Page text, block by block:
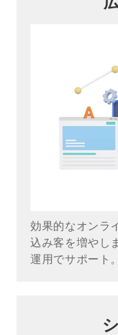
効果的なオンラ
込み客を増やし
運用でサポート。